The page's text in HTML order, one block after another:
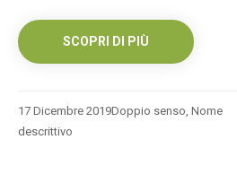
SCOPRI DI PIÙ
17 Dicembre 2019Doppio senso, Nome
descrittivo